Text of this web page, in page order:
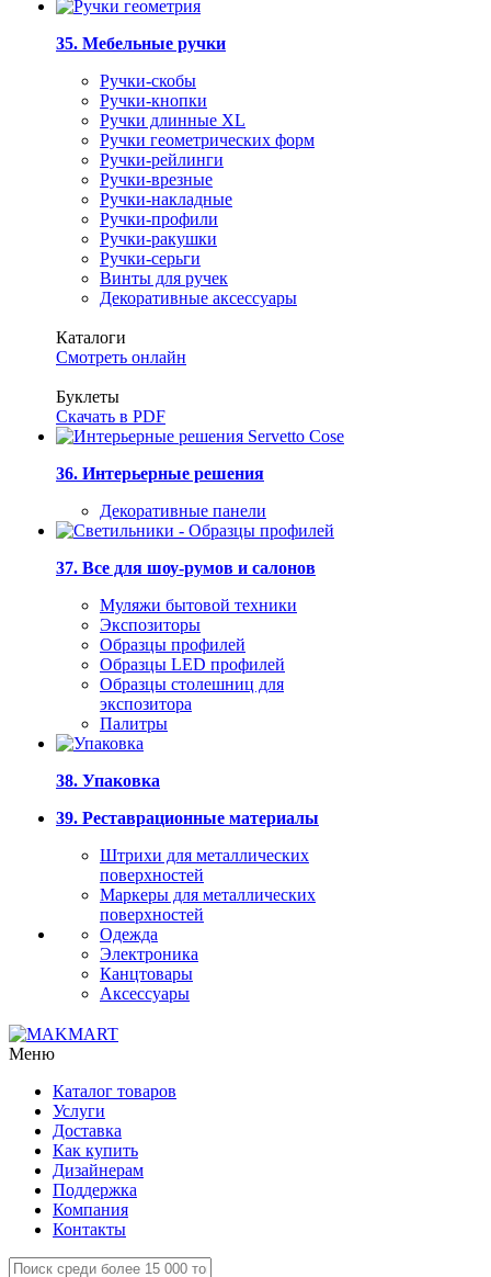
35. Мебельные ручки
Ручки-скобы
Ручки-кнопки
Ручки длинные XL
Ручки геометрических форм
Ручки-рейлинги
Ручки-врезные
Ручки-накладные
Ручки-профили
Ручки-ракушки
Ручки-серьги
Винты для ручек
Декоративные аксессуары
Каталоги
Смотреть онлайн
Буклеты
Скачать в PDF
36. Интерьерные решения
Декоративные панели
37. Все для шоу-румов и салонов
Муляжи бытовой техники
Экспозиторы
Образцы профилей
Образцы LED профилей
Образцы столешниц для
экспозитора
Палитры
38. Упаковка
39. Реставрационные материалы
Штрихи для металлических
поверхностей
Маркеры для металлических
поверхностей
Одежда
Электроника
Канцтовары
Аксессуары
Меню
Каталог товаров
Услуги
Доставка
Как купить
Дизайнерам
Поддержка
Компания
Контакты